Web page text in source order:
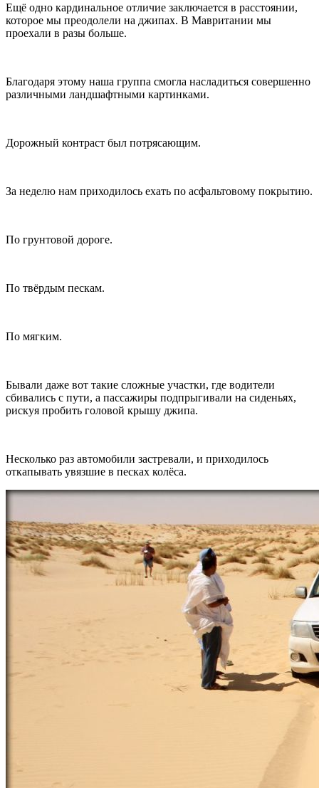
Ещё одно кардинальное отличие заключается в расстоянии,
которое мы преодолели на джипах. В Мавритании мы
проехали в разы больше.
Благодаря этому наша группа смогла насладиться совершенно
различными ландшафтными картинками.
Дорожный контраст был потрясающим.
За неделю нам приходилось ехать по асфальтовому покрытию.
По грунтовой дороге.
По твёрдым пескам.
По мягким.
Бывали даже вот такие сложные участки, где водители
сбивались с пути, а пассажиры подпрыгивали на сиденьях,
рискуя пробить головой крышу джипа.
Несколько раз автомобили застревали, и приходилось
откапывать увязшие в песках колёса.